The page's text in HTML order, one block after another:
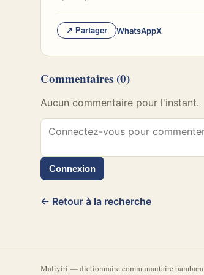
↗ Partager WhatsAppX
Commentaires (0)
Aucun commentaire pour l'instant.
Connexion
← Retour à la recherche
Maliyiri —dictionnaire communautaire bambara